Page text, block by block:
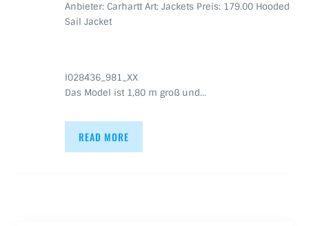
Anbieter: Carhartt Art: Jackets Preis: 179.00 Hooded
Sail Jacket
I028436_981_XX
Das Model ist 1,80 m groß und…
READ MORE